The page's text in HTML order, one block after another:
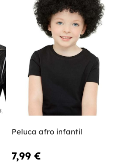
Peluca afro infantil
7,99 €